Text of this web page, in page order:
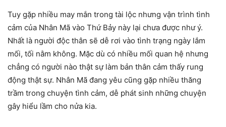
Tuy gặp nhiều may mắn trong tài lộc nhưng vận trình tình
cảm của Nhân Mã vào Thứ Bảy này lại chưa được như ý.
Nhất là người độc thân sẽ dễ rơi vào tình trạng ngày lắm
mối, tối nằm không. Mặc dù có nhiều mối quan hệ nhưng
chẳng có người nào thật sự làm bản thân cảm thấy rung
động thật sự. Nhân Mã đang yêu cũng gặp nhiều thăng
trầm trong chuyện tình cảm, dễ phát sinh những chuyện
gây hiểu lầm cho nửa kia.